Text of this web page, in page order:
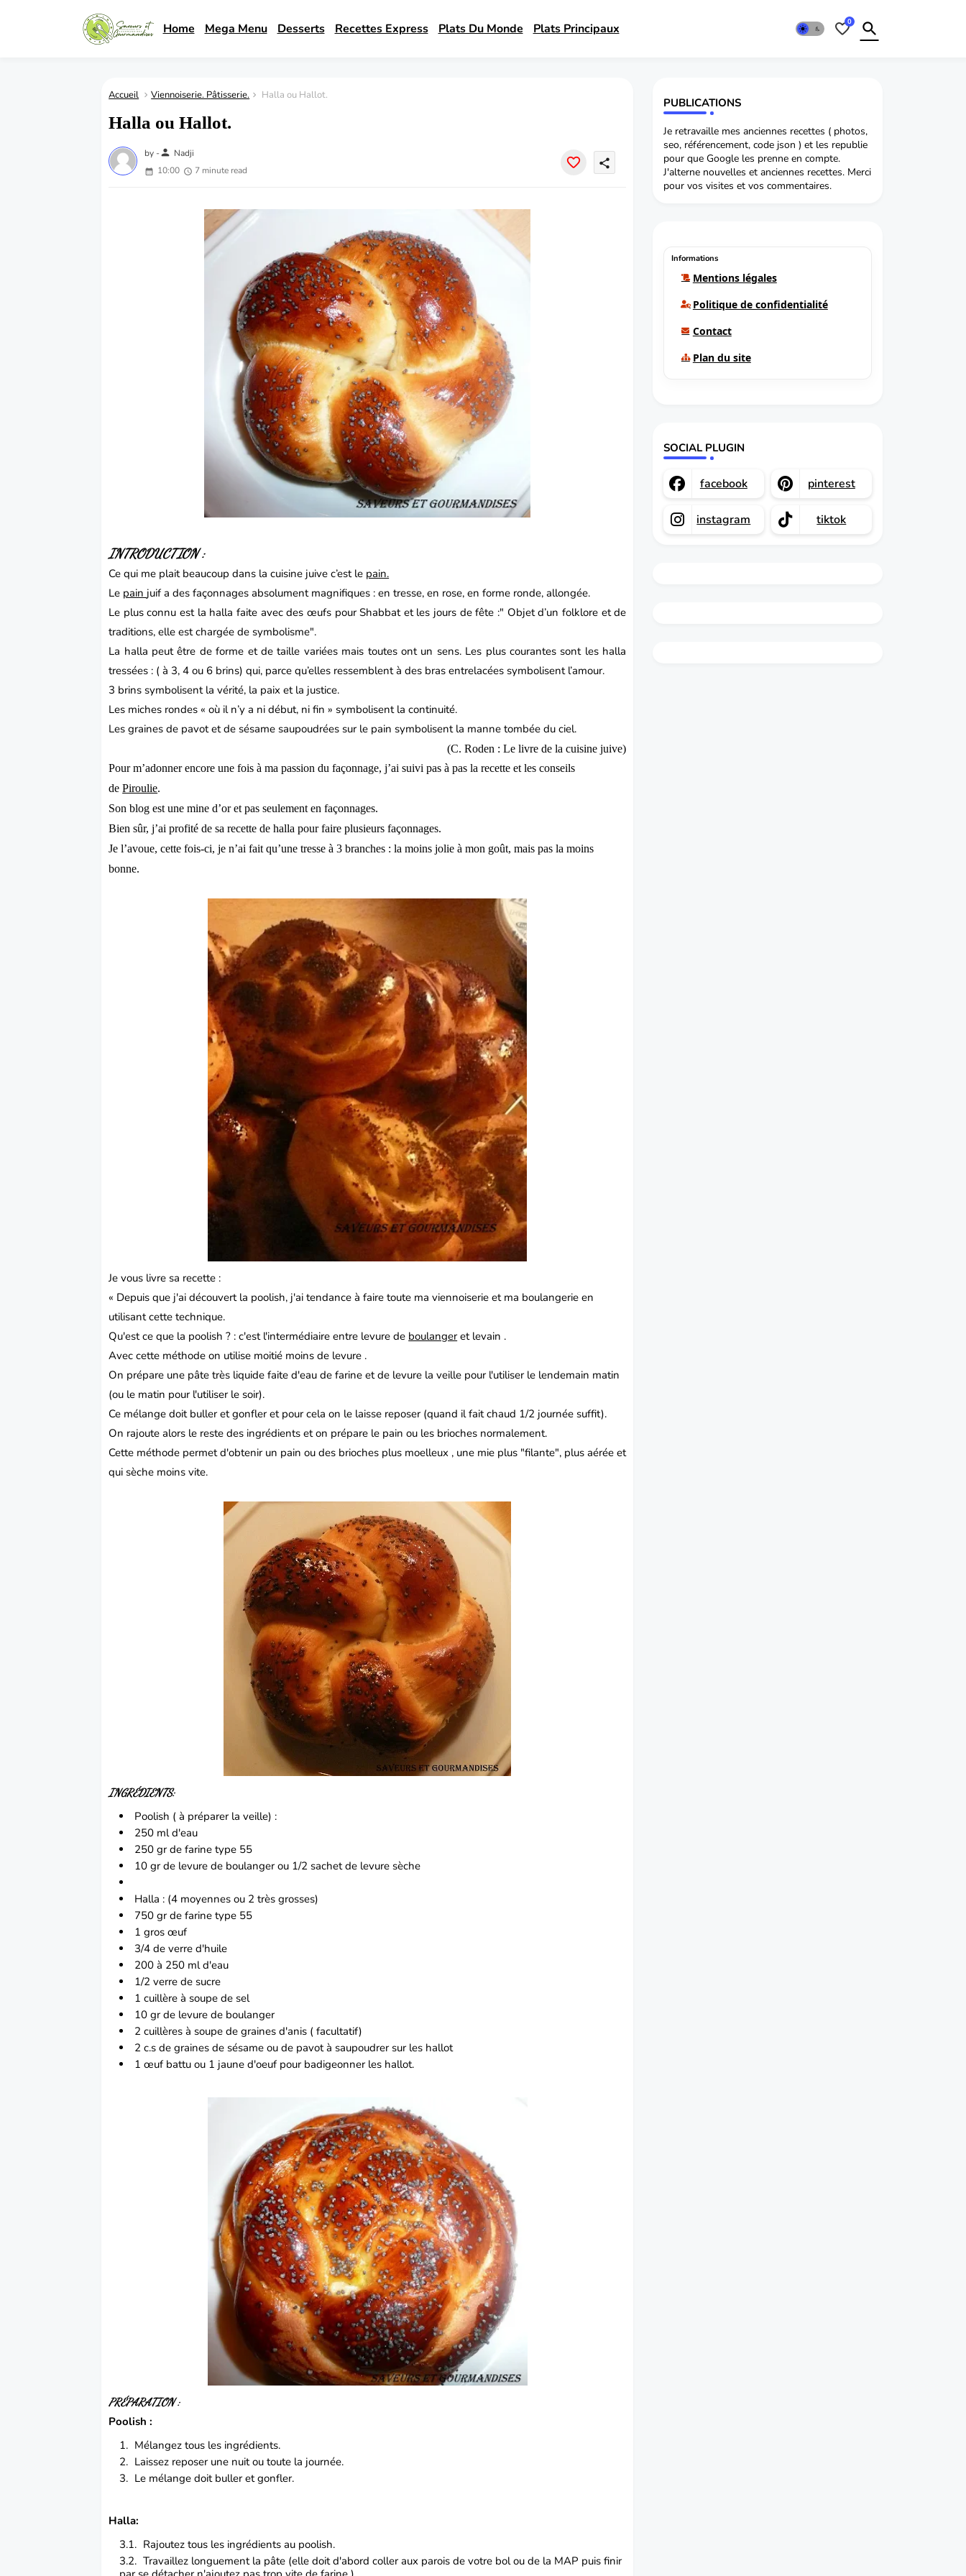
Home Mega Menu Desserts Recettes Express Plats Du Monde Plats Principaux 0
Accueil Viennoiserie. Pâtisserie. Halla ou Hallot.
Halla ou Hallot.
by -person Nadji
10:00
7 minute read
share
INTRODUCTION :
Ce qui me plait beaucoup dans la cuisine juive c’est le pain.
Le pain juif a des façonnages absolument magnifiques : en tresse, en rose, en forme ronde, allongée.
Le plus connu est la halla faite avec des œufs pour Shabbat et les jours de fête :" Objet d’un folklore et de
traditions, elle est chargée de symbolisme".
La halla peut être de forme et de taille variées mais toutes ont un sens. Les plus courantes sont les halla
tressées : ( à 3, 4 ou 6 brins) qui, parce qu’elles ressemblent à des bras entrelacées symbolisent l’amour.
3 brins symbolisent la vérité, la paix et la justice.
Les miches rondes « où il n’y a ni début, ni fin » symbolisent la continuité.
Les graines de pavot et de sésame saupoudrées sur le pain symbolisent la manne tombée du ciel.
(C. Roden : Le livre de la cuisine juive)
Pour m’adonner encore une fois à ma passion du façonnage, j’ai suivi pas à pas la recette et les conseils
dePiroulie.
Son blog est une mine d’or et pas seulement en façonnages.
Bien sûr, j’ai profité de sa recette de halla pour faire plusieurs façonnages.
Je l’avoue, cette fois-ci, je n’ai fait qu’une tresse à 3 branches : la moins jolie à mon goût, mais pas la moins
bonne.
Je vous livre sa recette :
« Depuis que j'ai découvert la poolish, j'ai tendance à faire toute ma viennoiserie et ma boulangerie en
utilisant cette technique.
Qu'est ce que la poolish ? : c'est l'intermédiaire entre levure de boulangeret levain .
Avec cette méthode on utilise moitié moins de levure .
On prépare une pâte très liquide faite d'eau de farine et de levure la veille pour l'utiliser le lendemain matin
(ou le matin pour l'utiliser le soir).
Ce mélange doit buller et gonfler et pour cela on le laisse reposer (quand il fait chaud 1/2 journée suffit).
On rajoute alors le reste des ingrédients et on prépare le pain ou les brioches normalement.
Cette méthode permet d'obtenir un pain ou des brioches plus moelleux , une mie plus "filante", plus aérée et
qui sèche moins vite.
INGRÉDIENTS:
Poolish ( à préparer la veille) :
250 ml d'eau
250 gr de farine type 55
10 gr de levure de boulanger ou 1/2 sachet de levure sèche
Halla : (4 moyennes ou 2 très grosses)
750 gr de farine type 55
1 gros œuf
3/4 de verre d'huile
200 à 250 ml d'eau
1/2 verre de sucre
1 cuillère à soupe de sel
10 gr de levure de boulanger
2 cuillères à soupe de graines d'anis ( facultatif)
2 c.s de graines de sésame ou de pavot à saupoudrer sur les hallot
1 œuf battu ou 1 jaune d'oeuf pour badigeonner les hallot.
PRÉPARATION:
Poolish :
Mélangez tous les ingrédients.
Laissez reposer une nuit ou toute la journée.
Le mélange doit buller et gonfler.
Halla:
Rajoutez tous les ingrédients au poolish.
Travaillez longuement la pâte (elle doit d'abord coller aux parois de votre bol ou de la MAP puis finir
PUBLICATIONS
Je retravaille mes anciennes recettes ( photos,
seo, référencement, code json ) et les republie
pour que Google les prenne en compte.
J'alterne nouvelles et anciennes recettes. Merci
pour vos visites et vos commentaires.
Informations
Mentions légales
Politique de confidentialité
Contact
Plan du site
SOCIAL PLUGIN
facebook pinterest
instagram tiktok